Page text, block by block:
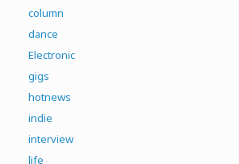
column
dance
Electronic
gigs
hotnews
indie
interview
life